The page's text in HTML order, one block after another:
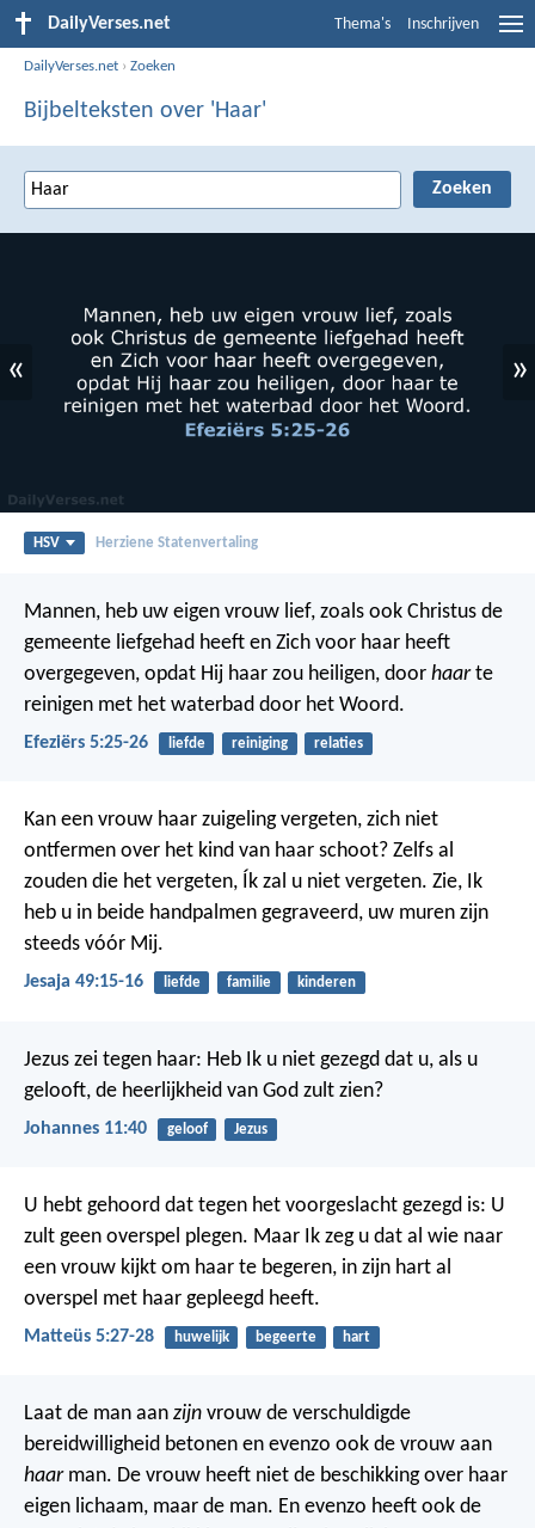
DailyVerses.net Thema's Inschrijven
DailyVerses.net ›Zoeken
Bijbelteksten over 'Haar'
« »
HSV Herziene Statenvertaling
Mannen, heb uw eigen vrouw lief, zoals ook Christus de
gemeente liefgehad heeft en Zich voor haar heeft
overgegeven, opdat Hij haar zou heiligen, door haarte
reinigen met het waterbad door het Woord.
Efeziërs 5:25-26 liefde reiniging relaties
Kan een vrouw haar zuigeling vergeten, zich niet
ontfermen over het kind van haar schoot? Zelfs al
zouden die het vergeten, Ík zal u niet vergeten. Zie, Ik
heb u in beide handpalmen gegraveerd, uw muren zijn
steeds vóór Mij.
Jesaja 49:15-16 liefde familie kinderen
Jezus zei tegen haar: Heb Ik u niet gezegd dat u, als u
gelooft, de heerlijkheid van God zult zien?
Johannes 11:40 geloof Jezus
U hebt gehoord dat tegen het voorgeslacht gezegd is: U
zult geen overspel plegen. Maar Ik zeg u dat al wie naar
een vrouw kijkt om haar te begeren, in zijn hart al
overspel met haar gepleegd heeft.
Matteüs 5:27-28 huwelijk begeerte hart
Laat de man aan zijn vrouw de verschuldigde
bereidwilligheid betonen en evenzo ook de vrouw aan
haarman. De vrouw heeft niet de beschikking over haar
eigen lichaam, maar de man. En evenzo heeft ook de